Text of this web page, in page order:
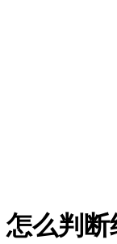
怎么判